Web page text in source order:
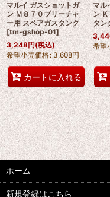
マルイ ガスショットガ
ン Ｍ８７０ブリーチャ
ー用 スペアガスタンク
[tm-gshop-01]
3,248円(税込)
希望小売価格: 3,608円
カートに入れる
マル
ン
タン
希望
ホーム
新規登録はこちら